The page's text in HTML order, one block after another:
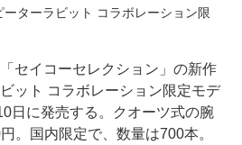
ターラビット コラボレーション限
セイコーセレクション」の新作
ット コラボレーション限定モデ
日に発売する。クオーツ式の腕
。国内限定で、数量は700本。